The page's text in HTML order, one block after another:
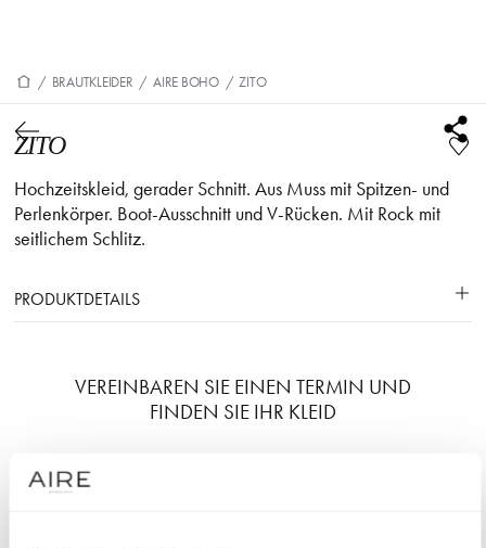
/ BRAUTKLEIDER / AIRE BOHO / ZITO
ZITO
Hochzeitskleid, gerader Schnitt. Aus Muss mit Spitzen- und
Perlenkörper. Boot-Ausschnitt und V-Rücken. Mit Rock mit
seitlichem Schlitz.
PRODUKTDETAILS
VEREINBAREN SIE EINEN TERMIN UND
FINDEN SIE IHR KLEID